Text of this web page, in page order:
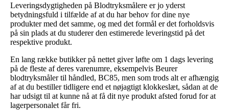
Leveringsdygtigheden på Blodtryksmålere er jo yderst
betydningsfuld i tilfælde af at du har behov for dine nye
produkter med det samme, og med det formål er det forholdsvis
på sin plads at du studerer den estimerede leveringstid på det
respektive produkt.
En lang række butikker på nettet giver løfte om 1 dags levering
på de fleste af deres varenumre, eksempelvis Beurer
blodtryksmåler til håndled, BC85, men som trods alt er afhængig
af at du bestiller tidligere end et nøjagtigt klokkeslæt, sådan at de
har udsigt til at kunne nå at få dit nye produkt afsted forud for at
lagerpersonalet får fri.